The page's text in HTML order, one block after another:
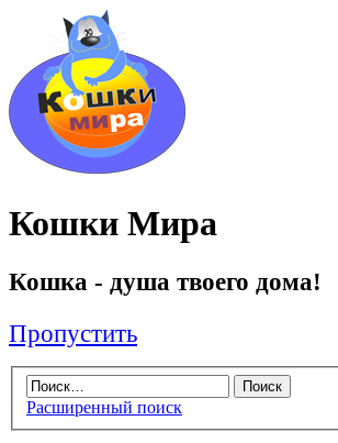
Кошки Мира
Кошка - душа твоего дома!
Пропустить
Расширенный поиск